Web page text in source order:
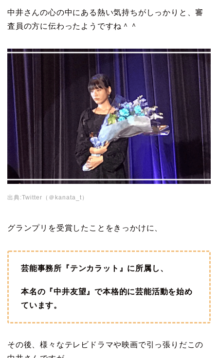
中井さんの心の中にある熱い気持ちがしっかりと、審
査員の方に伝わったようですね＾＾
出典:Twitter（＠kanata_t）
グランプリを受賞したことをきっかけに、
芸能事務所『テンカラット』に所属し、
本名の『中井友望』で本格的に芸能活動を始め
ています。
その後、様々なテレビドラマや映画で引っ張りだこの